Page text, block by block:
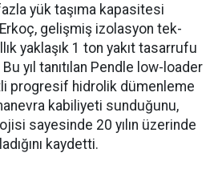
yük ta­şıma kapasitesi
gelişmiş izolasyon tek­
yaklaşık 1 ton yakıt tasarrufu
Bu yıl tanıtılan Pendle low-loader
progresif hidrolik dümenleme
kabi­liyeti sunduğunu,
sayesinde 20 yılın üze­rinde
kaydetti.